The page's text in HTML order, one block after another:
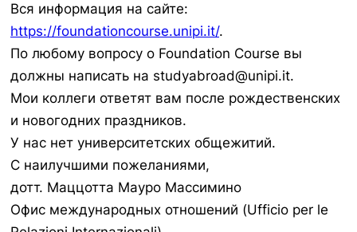
Вся информация на сайте:
https://foundationcourse.unipi.it/.
По любому вопросу о Foundation Course вы
должны написать на studyabroad@unipi.it.
Мои коллеги ответят вам после рождественских
и новогодних праздников.
У нас нет университетских общежитий.
С наилучшими пожеланиями,
дотт. Маццотта Мауро Массимино
Офис международных отношений (Ufficio per le